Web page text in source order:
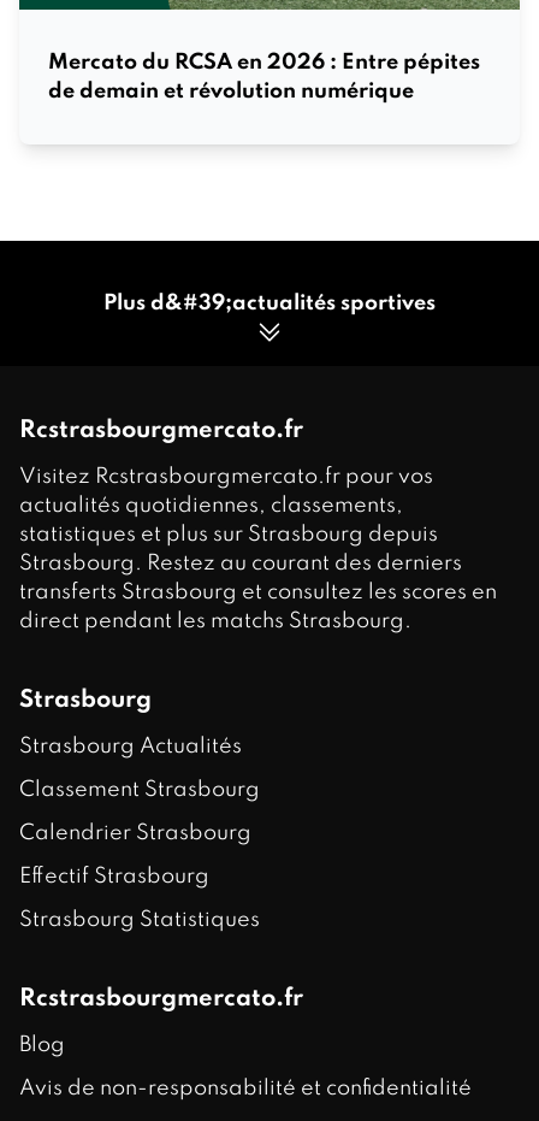
Mercato du RCSA en 2026 : Entre pépites
de demain et révolution numérique
Plus d&#39;actualités sportives
Rcstrasbourgmercato.fr
Visitez Rcstrasbourgmercato.fr pour vos
actualités quotidiennes, classements,
statistiques et plus sur Strasbourg depuis
Strasbourg. Restez au courant des derniers
transferts Strasbourg et consultez les scores en
direct pendant les matchs Strasbourg.
Strasbourg
Strasbourg Actualités
Classement Strasbourg
Calendrier Strasbourg
Effectif Strasbourg
Strasbourg Statistiques
Rcstrasbourgmercato.fr
Blog
Avis de non-responsabilité et confidentialité